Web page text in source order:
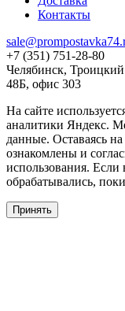
Контакты
+7 (351) 751-28-80
Челябинск, Троицкий
48Б, офис 303
На сайте
аналитики Яндекс.
данные. Оставаясь
ознакомлены и
использования.
обрабатывались,
Принять